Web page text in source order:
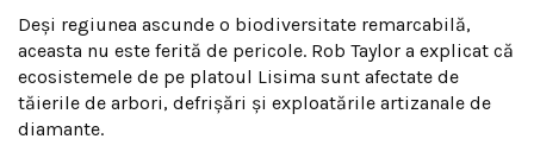
Deși regiunea ascunde o biodiversitate remarcabilă,
aceasta nu este ferită de pericole. Rob Taylor a explicat că
ecosistemele de pe platoul Lisima sunt afectate de
tăierile de arbori, defrișări și exploatările artizanale de
diamante.